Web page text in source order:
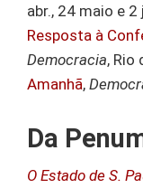
abr., 24 maio e 2
Resposta à
Democracia, Rio
Amanhã,
Da
O Estado de S.